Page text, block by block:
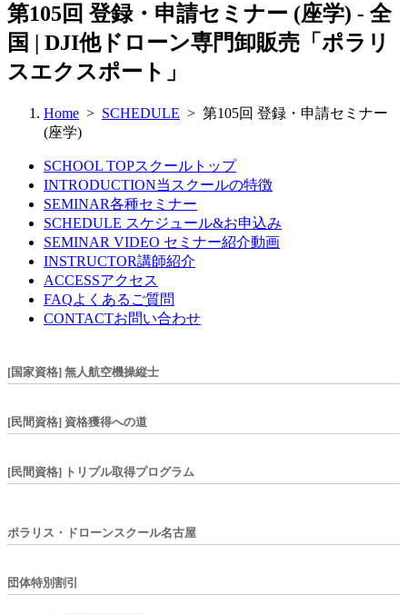
第105回 登録・申請セミナー (座学) - 全
国 | DJI他ドローン専門卸販売「ポラリ
スエクスポート」
Home > SCHEDULE > 第105回 登録・申請セミナー
(座学)
SCHOOL TOPスクールトップ
INTRODUCTION当スクールの特徴
SEMINAR各種セミナー
SCHEDULE スケジュール&お申込み
SEMINAR VIDEO セミナー紹介動画
INSTRUCTOR講師紹介
ACCESSアクセス
FAQよくあるご質問
CONTACTお問い合わせ
[国家資格] 無人航空機操縦士
[民間資格] 資格獲得への道
[民間資格] トリプル取得プログラム
ポラリス・ドローンスクール名古屋
団体特別割引